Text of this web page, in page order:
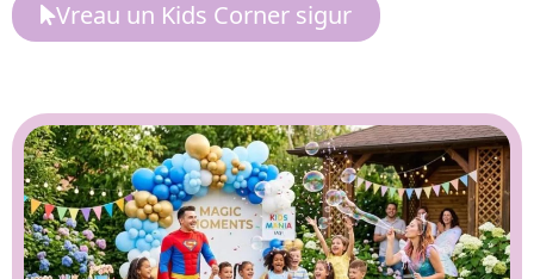
Vreau un Kids Corner sigur